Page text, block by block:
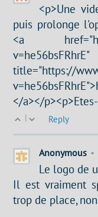
<p>Une
puis prolonge
<a
title="https://
</a></
| Reply
Anonymous •
Le logo de
Il est vraiment
trop de place,